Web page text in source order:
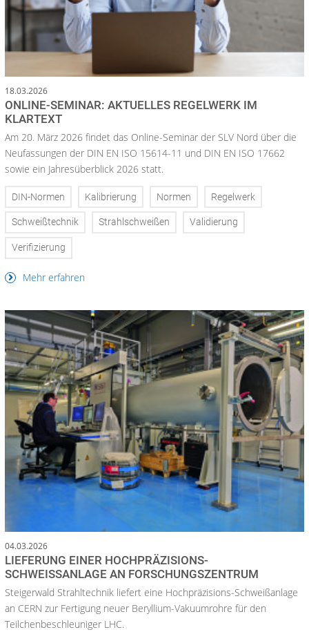
18.03.2026
ONLINE-SEMINAR: AKTUELLES REGELWERK IM
KLARTEXT
Am 20. März 2026 findet das Online-Seminar der SLV Nord über die
Neufassungen der DIN EN ISO 15614-11 und DIN EN ISO 17662
sowie ein Jahresüberblick 2026 statt.
DIN-Normen Kalibrierung Normen Regelwerk
Schweißtechnik Strahlschweißen Validierung
Verifizierung
Mehr erfahren
04.03.2026
LIEFERUNG EINER HOCHPRÄZISIONS-
SCHWEISSANLAGE AN FORSCHUNGSZENTRUM
Steigerwald Strahltechnik liefert eine Hochpräzisions-Schweißanlage
an CERN zur Fertigung neuer Beryllium-Vakuumrohre für den
Teilchenbeschleuniger LHC.